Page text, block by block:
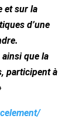
et sur la
d’une
que la
participent à